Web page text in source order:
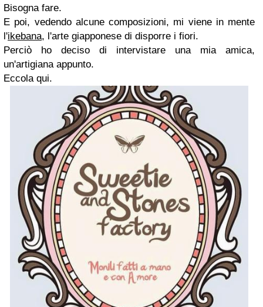
Bisogna fare.
E poi, vedendo alcune composizioni, mi viene in mente
l'ikebana, l'arte giapponese di disporre i fiori.
Perciò ho deciso di intervistare una mia amica,
un'artigiana appunto.
Eccola qui.